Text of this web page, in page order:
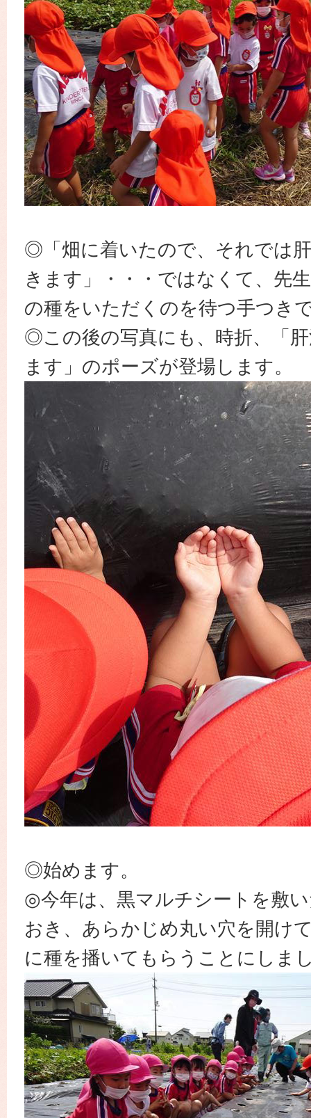
◎「畑に着いたので、それでは
きます」・・・ではなくて、先
の種をいただくのを待つ手つき
◎この後の写真にも、時折、「
ます」のポーズが登場します。
◎始めます。
◎今年は、黒マルチシートを敷
おき、あらかじめ丸い穴を開け
に種を播いてもらうことにしま